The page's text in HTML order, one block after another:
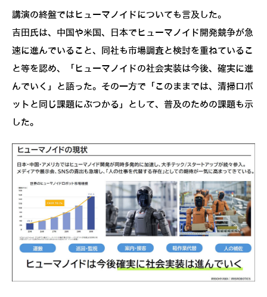
講演の終盤ではヒューマノイドについても言及した。
吉田氏は、中国や米国、日本でヒューマノイド開発競争が急
速に進んでいること、同社も市場調査と検討を重ねているこ
と等を認め、「ヒューマノイドの社会実装は今後、確実に進
んでいく」と語った。その一方で「このままでは、清掃ロボ
ットと同じ課題にぶつかる」として、普及のための課題も示
した。